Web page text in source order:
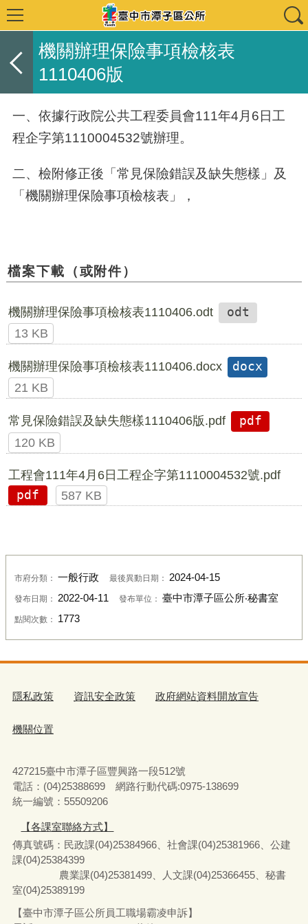
機關辦理保險事項檢核表
1110406版
一、依據行政院公共工程委員會111年4月6日工
程企字第1110004532號辦理。
二、檢附修正後「常見保險錯誤及缺失態樣」及
「機關辦理保險事項檢核表」，
檔案下載（或附件）
機關辦理保險事項檢核表1110406.odt
odt
13 KB
機關辦理保險事項檢核表1110406.docx
docx
21 KB
常見保險錯誤及缺失態樣1110406版.pdf
pdf
120 KB
工程會111年4月6日工程企字第1110004532號.pdf
pdf
587 KB
市府分類： 一般行政 最後異動日期： 2024-04-15
發布日期： 2022-04-11 發布單位： 臺中市潭子區公所‧秘書室
點閱次數： 1773
隱私政策 資訊安全政策 政府網站資料開放宣告
機關位置
427215臺中市潭子區豐興路一段512號
電話：(04)25388699 網路行動代碼:0975-138699
統一編號：55509206
【各課室聯絡方式】
傳真號碼：民政課(04)25384966、社會課(04)25381966、公建
課(04)25384399
農業課(04)25381499、人文課(04)25366455、秘書
室(04)25389199
【臺中市潭子區公所員工職場霸凌申訴】